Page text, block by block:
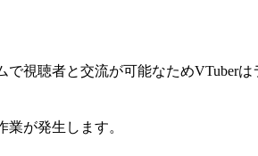
視聴者と交流が可能なためVTuberは
が発生します。